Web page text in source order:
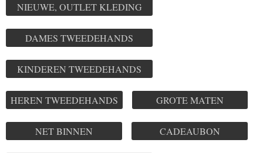
NIEUWE, OUTLET KLEDING
DAMES TWEEDEHANDS
KINDEREN TWEEDEHANDS
HEREN TWEEDEHANDS GROTE MATEN
NET BINNEN CADEAUBON